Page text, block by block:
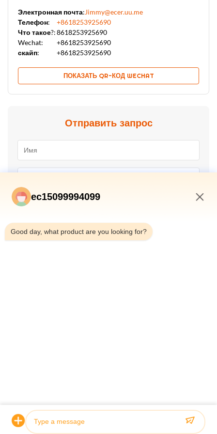
Электронная почта:Jimmy@ecer.uu.me
Телефон:
+8618253925690
Что такое?:8618253925690
Wechat:
+8618253925690
скайп:
+8618253925690
ПОКАЗАТЬ QR-КОД WECHAT
Отправить запрос
© 2026 Jiangsu Sunny Wall Materials Co., Ltd. All Rights Reserved.
ec15099994099
Good day, what product are you looking for?